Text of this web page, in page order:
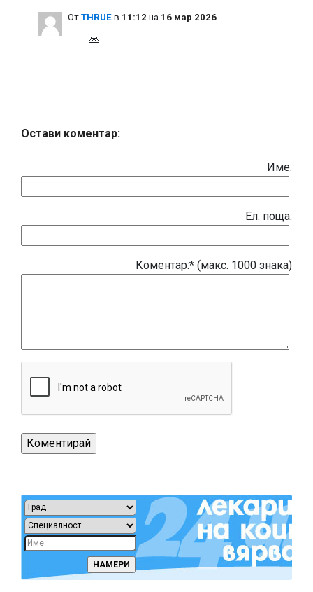
Oт THRUE в 11:12 на 16 мар 2026
🙏
Остави коментар:
Име:
Eл. поща:
Коментар:* (макс. 1000 знака)